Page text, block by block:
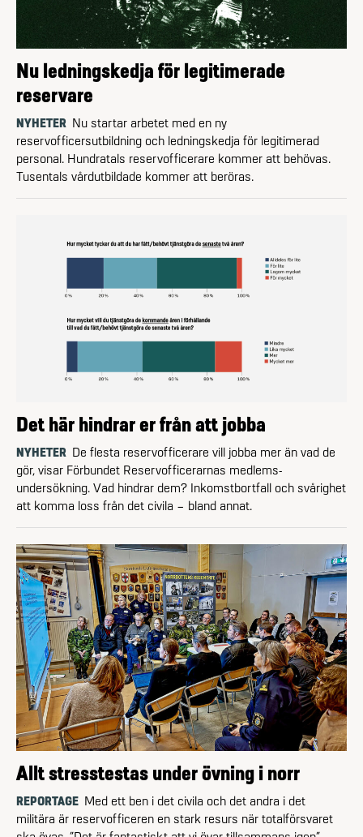
Nu ledningskedja för legitimerade
reservare
NYHETER Nu startar arbetet med en ny
reservofficersutbildning och ledningskedja för legitimerad
personal. Hundratals reserv­officerare kommer att behövas.
Tusentals vårdutbildade kommer att beröras.
Det här hindrar er från att jobba
NYHETER De flesta reservofficerare vill jobba mer än vad de
gör, visar Förbundet Reservofficerarnas medlems­
undersökning. Vad hindrar dem? Inkomstbortfall och svårighet
att komma loss från det civila – bland annat.
Allt stresstestas under övning i norr
REPORTAGE Med ett ben i det civila och det andra i det
militära är reservofficeren en stark resurs när totalförsvaret